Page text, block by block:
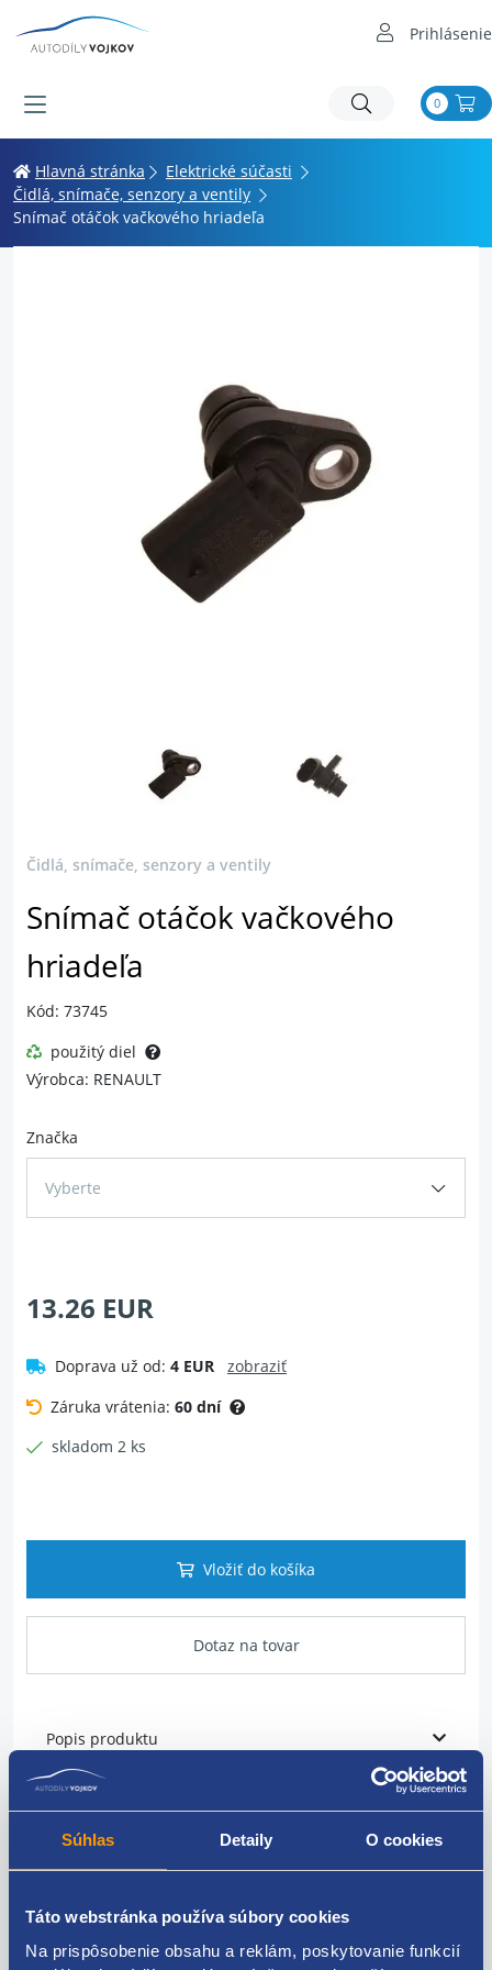
Súhlas Detaily O cookies
Táto webstránka používa súbory cookies
Na prispôsobenie obsahu a reklám, poskytovanie funkcií
Prihlásenie
0
Hlavná stránka
Elektrické súčasti
Čidlá, snímače, senzory a ventily
Snímač otáčok vačkového hriadeľa
Čidlá, snímače, senzory a ventily
Snímač otáčok vačkového
hriadeľa
Kód: 73745
použitý diel
Výrobca: RENAULT
Značka
Vyberte
13.26 EUR
Doprava už od: 4 EUR
zobraziť
Záruka vrátenia: 60 dní
skladom 2 ks
Vložiť do košíka
Dotaz na tovar
Popis produktu
snímač otáčok vačkového hriadeľa
pripojenie - konektor: 3 PINY
originálne číslo Renault:
Bosch